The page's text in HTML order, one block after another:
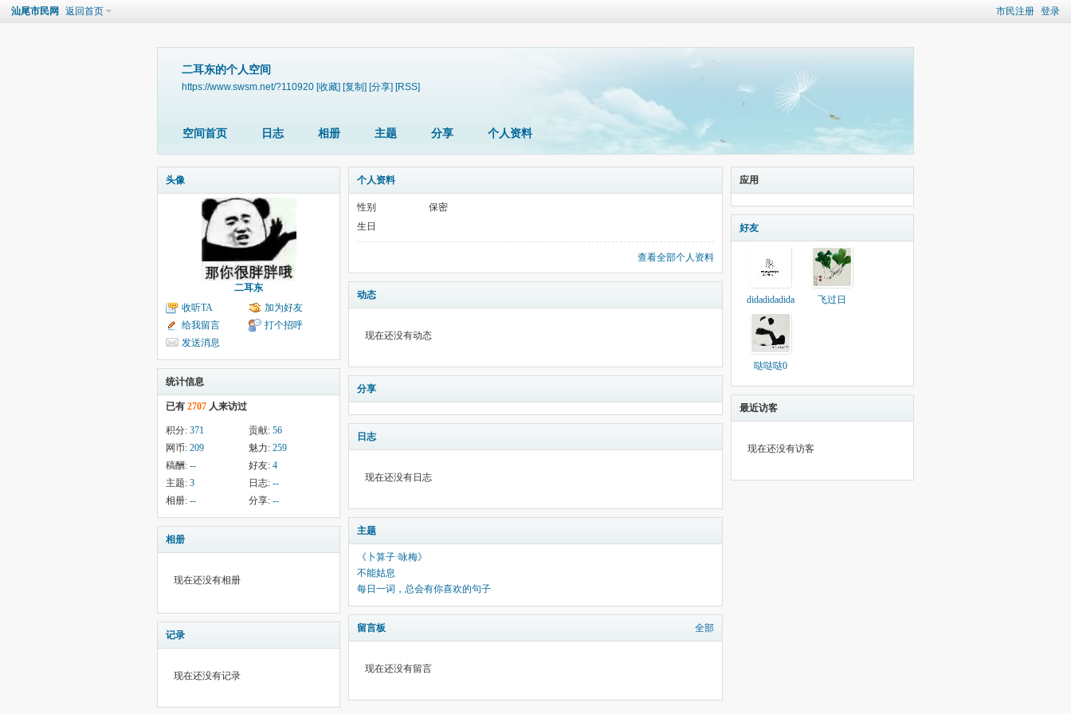
市民注册 登录
汕尾市民网 返回首页
二耳东的个人空间
https://www.swsm.net/?110920 [收藏] [复制] [分享] [RSS]
空间首页 日志 相册 主题 分享 个人资料
头像
二耳东
收听TA
加为好友
给我留言
打个招呼
发送消息
统计信息
已有 2707 人来访过
积分: 371 贡献: 56
网币: 209 魅力: 259
稿酬: -- 好友: 4
主题: 3 日志: --
相册: -- 分享: --
相册
现在还没有相册
记录
现在还没有记录
个人资料
性别
保密
生日
查看全部个人资料
动态
现在还没有动态
分享
日志
现在还没有日志
主题
《卜算子·咏梅》
不能姑息
每日一词，总会有你喜欢的句子
留言板 全部
现在还没有留言
应用
好友
didadidadida 飞过日
哒哒哒0
最近访客
现在还没有访客